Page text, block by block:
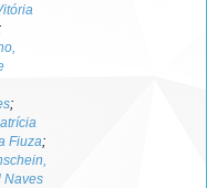
;
Fiuza;
Naves